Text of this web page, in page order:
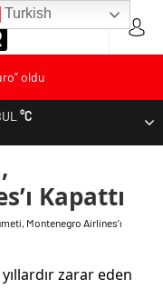
oldu
son deneme
Sayısı Artıyor
°C
Kapattı
Montenegro Airlines’ı
zarar eden
Turkish